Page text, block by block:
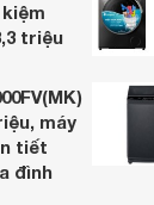
giặt Samsung
9 kg
từ 6.440.000 đ
Có 22 nơi bán
triệu
máy
tiết
đình